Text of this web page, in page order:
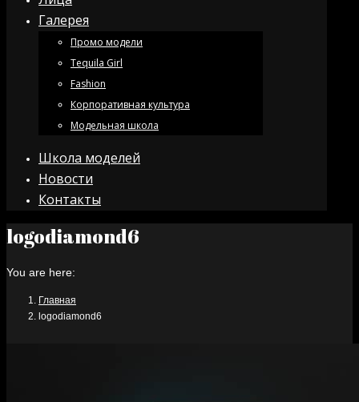
Галерея
Промо модели
Tequila Girl
Fashion
Корпоративная культура
Модельная школа
Школа моделей
Новости
Контакты
logodiamond6
You are here:
Главная
logodiamond6